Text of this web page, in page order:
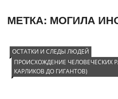
МЕТКА: МОГИЛА
ОСТАТКИ И СЛЕДЫ ЛЮДЕЙ
ПРОИСХОЖДЕНИЕ ЧЕЛОВЕЧЕСКИХ
КАРЛИКОВ ДО ГИГАНТОВ)